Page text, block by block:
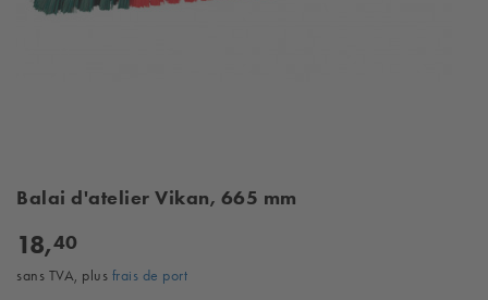
Balai d'atelier Vikan, 665 mm
18,40
sans TVA, plus frais de port